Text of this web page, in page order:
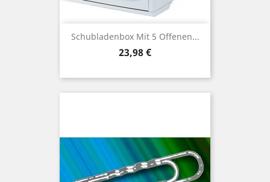
Schubladenbox Mit 5 Offenen...
Preis
23,98 €